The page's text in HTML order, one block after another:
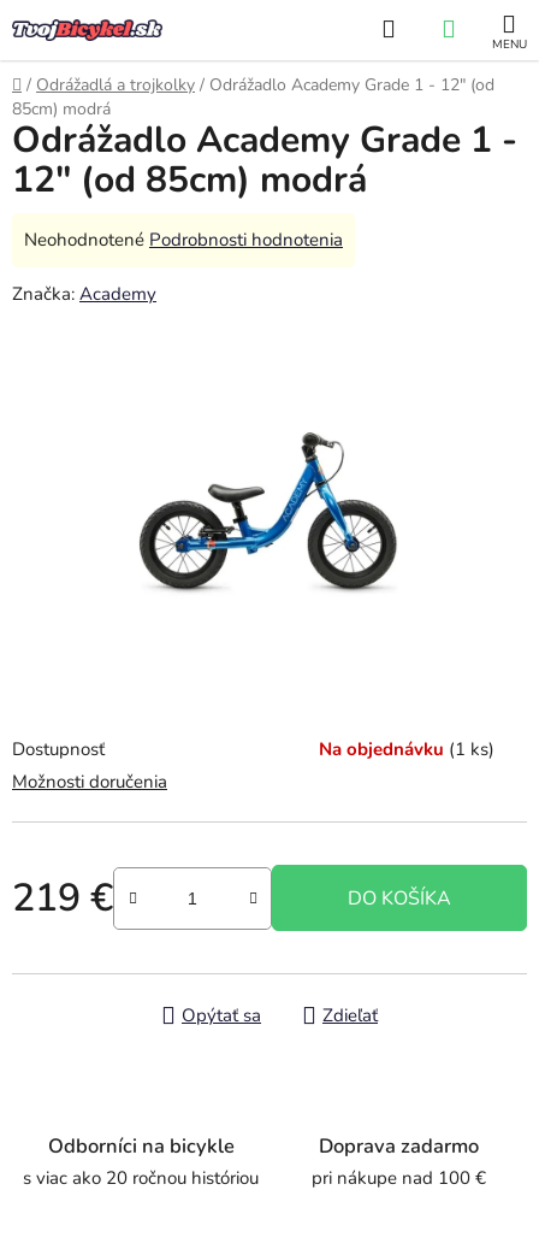
na
obsah
Hľadať
KOŠÍK
Domov
/ Odrážadlá a trojkolky / Odrážadlo Academy Grade 1 - 12" (od
85cm) modrá
Dostupnosť Na objednávku (1 ks)
Možnosti doručenia
219 €
Jednotková cena:
DO KOŠÍKA
Opýtať sa Zdieľať
Odrážadlo Academy Grade 1 -
12" (od 85cm) modrá
Priemerné
produktu
Neohodnotené Podrobnosti hodnotenia
Značka: Academy
Odborníci na bicykle
s viac ako 20 ročnou históriou
Doprava zadarmo
pri nákupe nad 100 €